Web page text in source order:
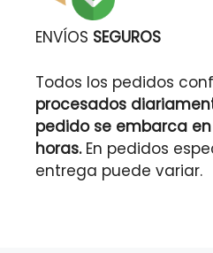
ENVÍOS SEGUROS
Todos los pedidos
procesados
pedido se embarca
horas.En pedidos
entrega puede variar.